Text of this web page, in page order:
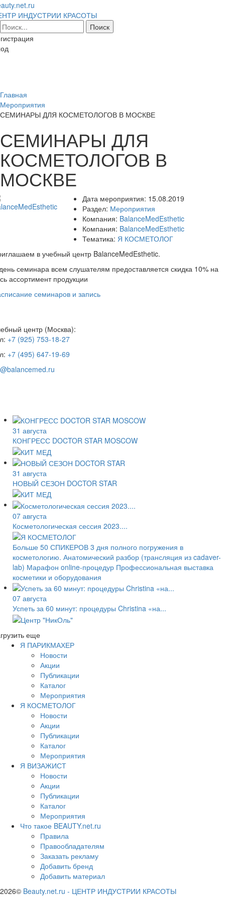
ИНДУСТРИИ КРАСОТЫ
Главная
Мероприятия
СЕМИНАРЫ ДЛЯ КОСМЕТОЛОГОВ В МОСКВЕ
СЕМИНАРЫ ДЛЯ
КОСМЕТОЛОГОВ В
МОСКВЕ
Дата мероприятия: 15.08.2019
Раздел: Мероприятия
Компания: BalanceMedEsthetic
Компания: BalanceMedEsthetic
Тематика: Я КОСМЕТОЛОГ
в учебный центр BalanceMedEsthetic.
семинара всем слушателям предоставляется скидка 10% на
ассортимент продукции
семинаров и запись
центр (Москва):
+7 (925) 753-18-27
+7 (495) 647-19-69
31 августа
КОНГРЕСС DOCTOR STAR MOSCOW
31 августа
НОВЫЙ СЕЗОН DOCTOR STAR
07 августа
Косметологическая сессия 2023....
Больше 50 СПИКЕРОВ 3 дня полного погружения в
косметологию. Анатомический разбор (трансляция из cadaver-
lab) Марафон online-процедур Профессиональная выставка
косметики и оборудования
07 августа
Успеть за 60 минут: процедуры Christina «на...
еще
Я ПАРИКМАХЕР
Новости
Акции
Публикации
Каталог
Мероприятия
Я КОСМЕТОЛОГ
Новости
Акции
Публикации
Каталог
Мероприятия
Я ВИЗАЖИСТ
Новости
Акции
Публикации
Каталог
Мероприятия
Что такое BEAUTY.net.ru
Правила
Правообладателям
Заказать рекламу
Добавить бренд
Добавить материал
2026© Beauty.net.ru - ЦЕНТР ИНДУСТРИИ КРАСОТЫ